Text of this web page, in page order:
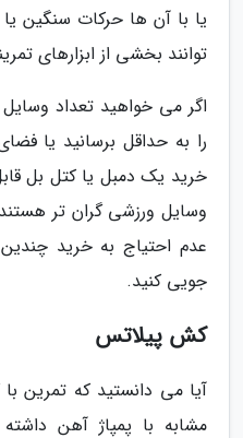
یا با آن ها حرکات سنگین
توانند بخشی از ابزارهای
اگر می خواهید تعداد
را به حداقل برسانید یا
خرید یک دمبل یا کتل بل
وسایل ورزشی گران تر هستند
عدم احتیاج به خرید
جویی کنید.
کش پیلاتس
آیا می دانستید که تمرین
مشابه با پمپاژ آهن